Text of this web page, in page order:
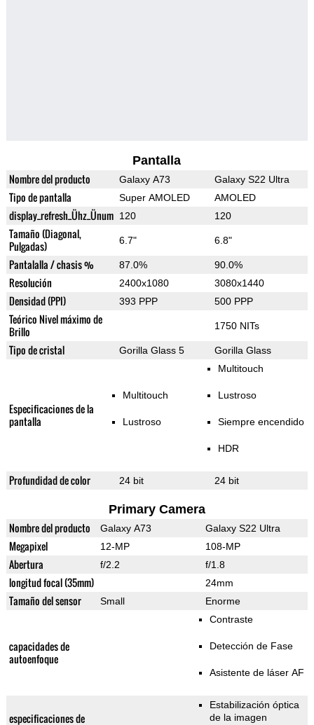
Pantalla
Nombre del producto Galaxy A73 Galaxy S22 Ultra
Tipo de pantalla Super AMOLED AMOLED
display_refresh_Ühz_Ünum 120 120
Tamaño (Diagonal,
Pulgadas)
6.7" 6.8"
Pantalalla / chasis % 87.0% 90.0%
Resolución 2400x1080 3080x1440
Densidad (PPI) 393 PPP 500 PPP
Teórico Nivel máximo de
Brillo
1750 NITs
Tipo de cristal Gorilla Glass 5 Gorilla Glass
Especificaciones de la
pantalla
Multitouch
Lustroso
Multitouch
Lustroso
Siempre encendido
HDR
Profundidad de color 24 bit 24 bit
Primary Camera
Nombre del producto Galaxy A73 Galaxy S22 Ultra
Megapixel 12-MP 108-MP
Abertura f/2.2 f/1.8
longitud focal (35mm) 24mm
Tamaño del sensor Small Enorme
capacidades de
autoenfoque
Contraste
Detección de Fase
Asistente de láser AF
especificaciones de
Estabilización óptica
de la imagen